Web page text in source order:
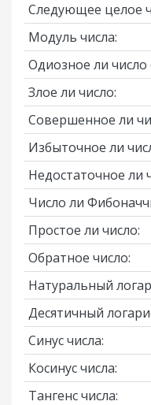
Следующее целое
Модуль числа:
Одиозное ли число
Злое ли число:
Совершенное ли
Избыточное ли
Недостаточное ли
Число ли
Простое ли число:
Обратное число:
Натуральный
Десятичный
Синус числа:
Косинус числа:
Тангенс числа: